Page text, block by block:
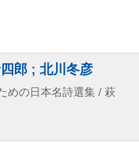
郎 ; 北川冬彦
めの日本名詩選集 / 萩